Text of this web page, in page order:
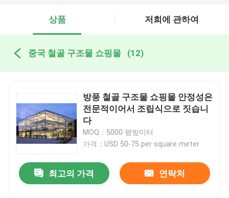
상품 저희에 관하여
중국 철골 구조물 쇼핑몰 (12)
방풍 철골 구조물 쇼핑몰 안정성은
전문적이어서 조립식으로 짓습니
다
MOQ：5000 평방미터
가격：USD 50-75 per square meter
최고의 가격 연락처